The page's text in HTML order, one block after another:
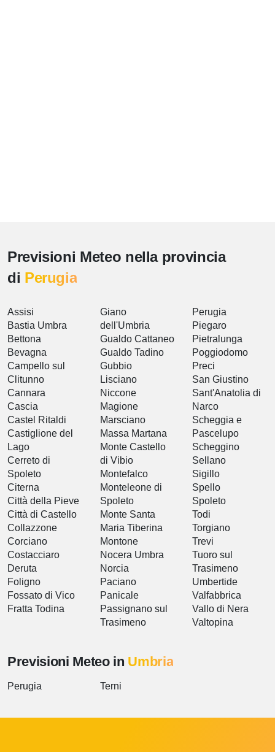
Previsioni Meteo nella provincia
di Perugia
Assisi
Bastia Umbra
Bettona
Bevagna
Campello sul
Clitunno
Cannara
Cascia
Castel Ritaldi
Castiglione del
Lago
Cerreto di
Spoleto
Citerna
Città della Pieve
Città di Castello
Collazzone
Corciano
Costacciaro
Deruta
Foligno
Fossato di Vico
Fratta Todina
Giano
dell'Umbria
Gualdo Cattaneo
Gualdo Tadino
Gubbio
Lisciano
Niccone
Magione
Marsciano
Massa Martana
Monte Castello
di Vibio
Montefalco
Monteleone di
Spoleto
Monte Santa
Maria Tiberina
Montone
Nocera Umbra
Norcia
Paciano
Panicale
Passignano sul
Trasimeno
Perugia
Piegaro
Pietralunga
Poggiodomo
Preci
San Giustino
Sant'Anatolia di
Narco
Scheggia e
Pascelupo
Scheggino
Sellano
Sigillo
Spello
Spoleto
Todi
Torgiano
Trevi
Tuoro sul
Trasimeno
Umbertide
Valfabbrica
Vallo di Nera
Valtopina
Previsioni Meteo in Umbria
Perugia Terni